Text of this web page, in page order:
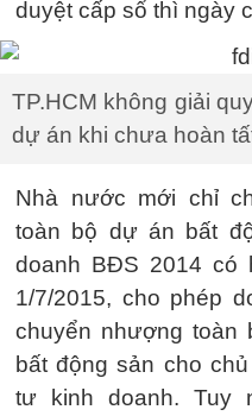
duyệt cấp sổ thì ngày
TP.HCM không giải
dự án khi chưa hoàn
Nhà nước mới chỉ
toàn bộ dự án bất
doanh BĐS 2014 có
1/7/2015, cho phép
chuyển nhượng toàn
bất động sản cho
tư kinh doanh. Tuy